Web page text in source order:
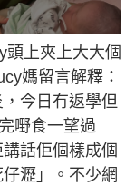
頭上夾上大大個
媽留言解釋：
，今日冇返學但
嘢食一望過
話佢個樣成個
瀝」。不少網